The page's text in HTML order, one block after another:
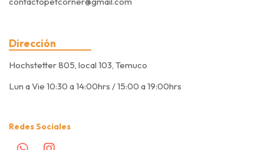
Dirección
Hochstetter 805, local 103, Temuco
Lun a Vie 10:30 a 14:00hrs / 15:00 a 19:00hrs
Redes Sociales